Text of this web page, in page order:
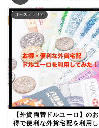
オーストラリア
【外貨両替ドルユーロ】のお
得で便利な外貨宅配を利用し